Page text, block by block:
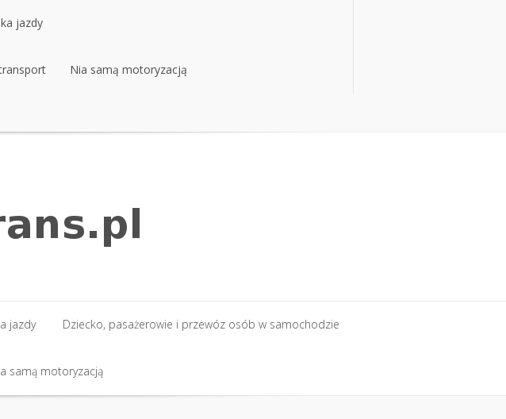
jazdy
jazdy Nia samą motoryzacją
jazdy
jazdy
Dziecko, pasażerowie i przewóz osób w samochodzie
Dziecko, pasażerowie i przewóz osób w samochodzie
samą motoryzacją